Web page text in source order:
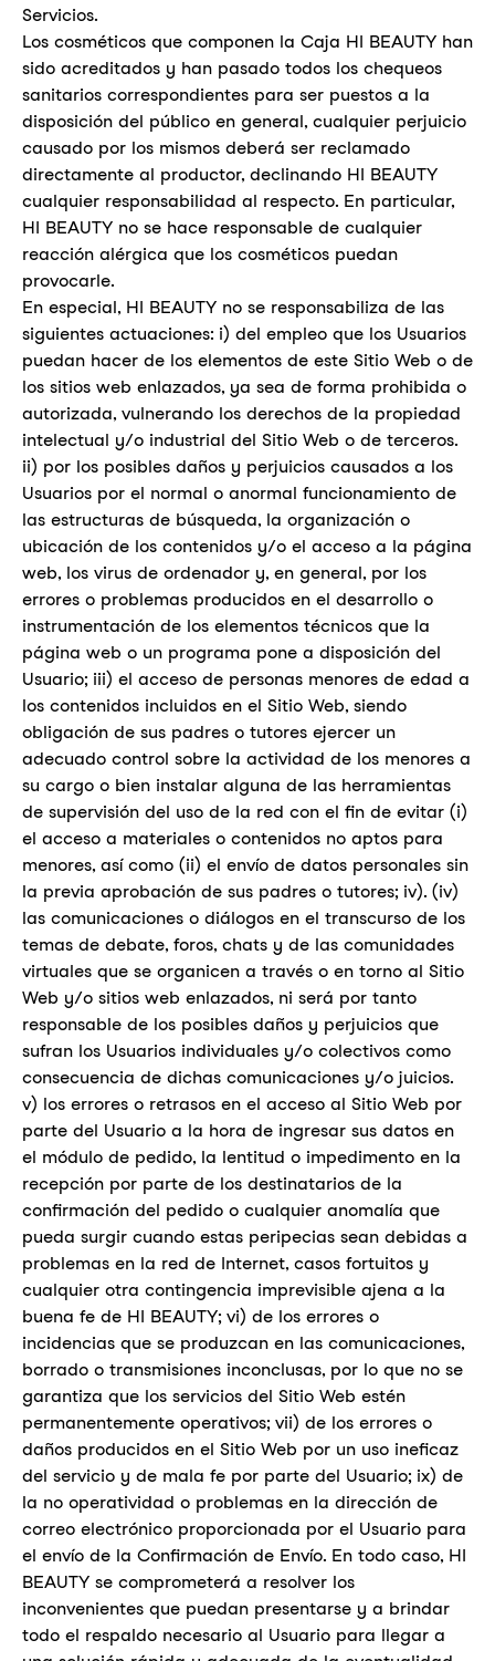
Servicios.
Los cosméticos que componen la Caja HI BEAUTY han
sido acreditados y han pasado todos los chequeos
sanitarios correspondientes para ser puestos a la
disposición del público en general, cualquier perjuicio
causado por los mismos deberá ser reclamado
directamente al productor, declinando HI BEAUTY
cualquier responsabilidad al respecto. En particular,
HI BEAUTY no se hace responsable de cualquier
reacción alérgica que los cosméticos puedan
provocarle.
En especial, HI BEAUTY no se responsabiliza de las
siguientes actuaciones: i) del empleo que los Usuarios
puedan hacer de los elementos de este Sitio Web o de
los sitios web enlazados, ya sea de forma prohibida o
autorizada, vulnerando los derechos de la propiedad
intelectual y/o industrial del Sitio Web o de terceros.
ii) por los posibles daños y perjuicios causados a los
Usuarios por el normal o anormal funcionamiento de
las estructuras de búsqueda, la organización o
ubicación de los contenidos y/o el acceso a la página
web, los virus de ordenador y, en general, por los
errores o problemas producidos en el desarrollo o
instrumentación de los elementos técnicos que la
página web o un programa pone a disposición del
Usuario; iii) el acceso de personas menores de edad a
los contenidos incluidos en el Sitio Web, siendo
obligación de sus padres o tutores ejercer un
adecuado control sobre la actividad de los menores a
su cargo o bien instalar alguna de las herramientas
de supervisión del uso de la red con el fin de evitar (i)
el acceso a materiales o contenidos no aptos para
menores, así como (ii) el envío de datos personales sin
la previa aprobación de sus padres o tutores; iv). (iv)
las comunicaciones o diálogos en el transcurso de los
temas de debate, foros, chats y de las comunidades
virtuales que se organicen a través o en torno al Sitio
Web y/o sitios web enlazados, ni será por tanto
responsable de los posibles daños y perjuicios que
sufran los Usuarios individuales y/o colectivos como
consecuencia de dichas comunicaciones y/o juicios.
v) los errores o retrasos en el acceso al Sitio Web por
parte del Usuario a la hora de ingresar sus datos en
el módulo de pedido, la lentitud o impedimento en la
recepción por parte de los destinatarios de la
confirmación del pedido o cualquier anomalía que
pueda surgir cuando estas peripecias sean debidas a
problemas en la red de Internet, casos fortuitos y
cualquier otra contingencia imprevisible ajena a la
buena fe de HI BEAUTY; vi) de los errores o
incidencias que se produzcan en las comunicaciones,
borrado o transmisiones inconclusas, por lo que no se
garantiza que los servicios del Sitio Web estén
permanentemente operativos; vii) de los errores o
daños producidos en el Sitio Web por un uso ineficaz
del servicio y de mala fe por parte del Usuario; ix) de
la no operatividad o problemas en la dirección de
correo electrónico proporcionada por el Usuario para
el envío de la Confirmación de Envío. En todo caso, HI
BEAUTY se comprometerá a resolver los
inconvenientes que puedan presentarse y a brindar
todo el respaldo necesario al Usuario para llegar a